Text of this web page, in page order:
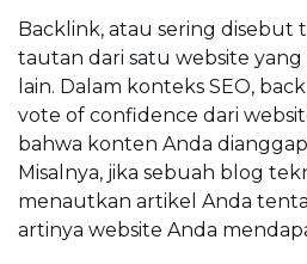
Backlink, atau sering disebut
tautan dari satu website
lain. Dalam konteks SEO,
vote of confidence dari
bahwa konten Anda
Misalnya, jika sebuah blog
menautkan artikel Anda
artinya website Anda